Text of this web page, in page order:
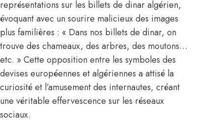
représentations sur les billets de dinar algérien,
évoquant avec un sourire malicieux des images
plus familières : « Dans nos billets de dinar, on
trouve des chameaux, des arbres, des moutons…
etc. » Cette opposition entre les symboles des
devises européennes et algériennes a attisé la
curiosité et l’amusement des internautes, créant
une véritable effervescence sur les réseaux
sociaux.